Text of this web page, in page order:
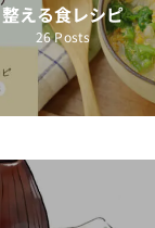
整える食レシピ
26Posts